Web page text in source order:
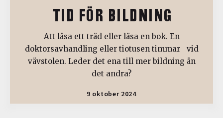
TID FÖR BILDNING
Att läsa ett träd eller läsa en bok. En
doktorsavhandling eller tiotusen timmar vid
vävstolen. Leder det ena till mer bildning än
det andra?
9 oktober 2024